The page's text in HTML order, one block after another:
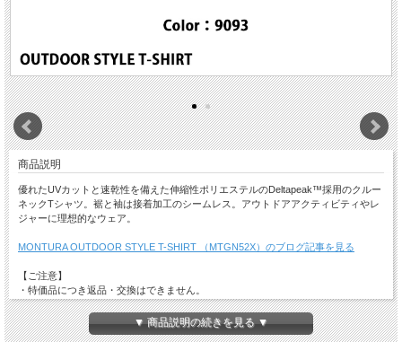
商品説明
優れたUVカットと速乾性を備えた伸縮性ポリエステルのDeltapeak™採用のクルー
ネックTシャツ。裾と袖は接着加工のシームレス。アウトドアアクティビティやレ
ジャーに理想的なウェア。
MONTURA OUTDOOR STYLE T-SHIRT （MTGN52X）のブログ記事を見る
【ご注意】
・特価品につき返品・交換はできません。
・店舗でも同時販売しておりますので時間差で完売になる場合がございます。
以上、予めご了承ください。▼ 商品説明の続きを見る ▼